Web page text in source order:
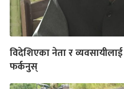
विदेशिएका नेता र
फर्कनुस्